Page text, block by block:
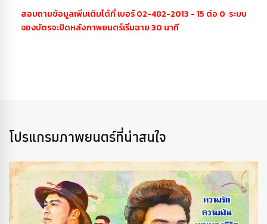
สอบถามข้อมูลเพิ่มเติมได้ที่ เบอร์ 02-482-2013 - 15 ต่อ 0 ระบบ
จองบัตรจะปิดหลังภาพยนตร์เริ่มฉาย 30 นาที
โปรแกรมภาพยนตร์ที่น่าสนใจ